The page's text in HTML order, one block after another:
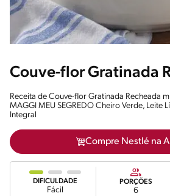
Couve-flor Gratinada
Receita de Couve-flor Gratinada Recheada
MAGGI MEU SEGREDO Cheiro Verde, Leite
Integral
Compre Nestlé na
DIFICULDADE
Fácil
PORÇÕES
6